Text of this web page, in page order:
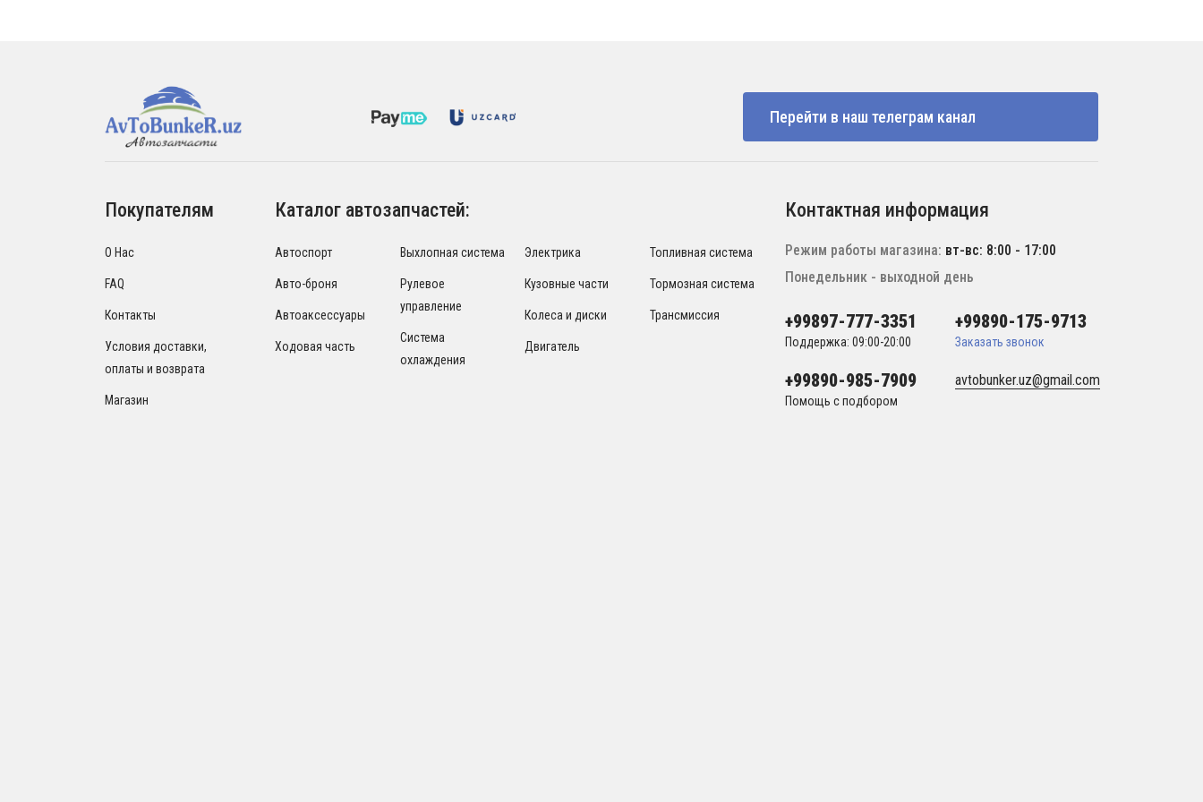
Перейти в наш телеграм канал
Покупателям
О Нас
FAQ
Контакты
Условия доставки,
оплаты и возврата
Магазин
Каталог автозапчастей:
Автоспорт
Авто-броня
Автоаксессуары
Ходовая часть
Выхлопная система
Рулевое
управление
Система
охлаждения
Электрика
Кузовные части
Колеса и диски
Двигатель
Топливная система
Тормозная система
Трансмиссия
Контактная информация
Режим работы магазина: вт-вс: 8:00 - 17:00
Понедельник - выходной день
+99897-777-3351
Поддержка: 09:00-20:00
+99890-175-9713
Заказать звонок
+99890-985-7909
Помощь с подбором
avtobunker.uz@gmail.com